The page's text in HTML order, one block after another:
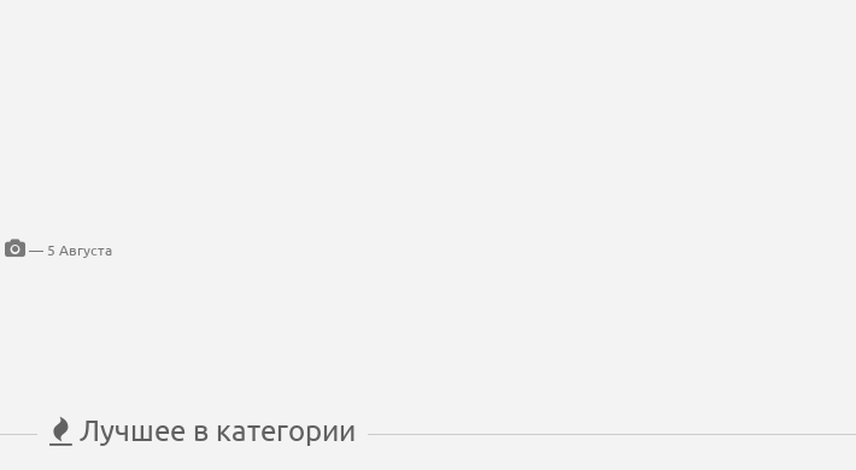
— 5 Августа
Лучшее в категории